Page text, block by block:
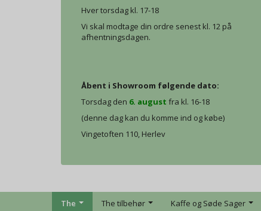
Hver torsdag kl. 17-18
Vi skal modtage din ordre senest kl. 12 på
afhentningsdagen.
Åbent i Showroom følgende dato:
Torsdag den 6. august fra kl. 16-18
(denne dag kan du komme ind og købe)
Vingetoften 110, Herlev
The The tilbehør Kaffe og Søde Sager